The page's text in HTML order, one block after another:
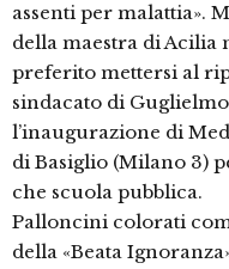
assenti per malattia».
della maestra di Acilia
preferito mettersi al
sindacato di
l’inaugurazione di
di Basiglio (Milano 3)
che scuola pubblica.
Palloncini colorati
della «Beata